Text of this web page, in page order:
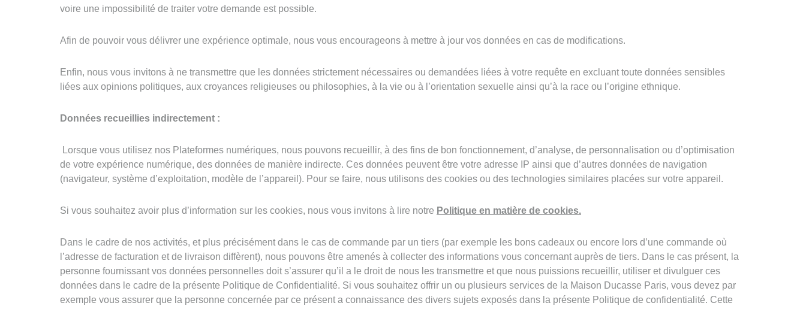
voire une impossibilité de traiter votre demande est possible.
Afin de pouvoir vous délivrer une expérience optimale, nous vous encourageons à mettre à jour vos données en cas de modifications.
Enfin, nous vous invitons à ne transmettre que les données strictement nécessaires ou demandées liées à votre requête en excluant toute données sensibles
liées aux opinions politiques, aux croyances religieuses ou philosophies, à la vie ou à l’orientation sexuelle ainsi qu’à la race ou l’origine ethnique.
Données recueillies indirectement :
Lorsque vous utilisez nos Plateformes numériques, nous pouvons recueillir, à des fins de bon fonctionnement, d’analyse, de personnalisation ou d’optimisation
de votre expérience numérique, des données de manière indirecte. Ces données peuvent être votre adresse IP ainsi que d’autres données de navigation
(navigateur, système d’exploitation, modèle de l’appareil). Pour se faire, nous utilisons des cookies ou des technologies similaires placées sur votre appareil.
Si vous souhaitez avoir plus d’information sur les cookies, nous vous invitons à lire notre Politique en matière de cookies.
Dans le cadre de nos activités, et plus précisément dans le cas de commande par un tiers (par exemple les bons cadeaux ou encore lors d’une commande où
l’adresse de facturation et de livraison diffèrent), nous pouvons être amenés à collecter des informations vous concernant auprès de tiers. Dans le cas présent, la
personne fournissant vos données personnelles doit s’assurer qu’il a le droit de nous les transmettre et que nous puissions recueillir, utiliser et divulguer ces
données dans le cadre de la présente Politique de Confidentialité. Si vous souhaitez offrir un ou plusieurs services de la Maison Ducasse Paris, vous devez par
exemple vous assurer que la personne concernée par ce présent a connaissance des divers sujets exposés dans la présente Politique de confidentialité. Cette